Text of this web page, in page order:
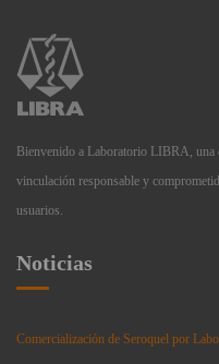
Bienvenido a Laboratorio LIBRA, una
vinculación responsable y
usuarios.
Noticias
Comercialización de Seroquel por